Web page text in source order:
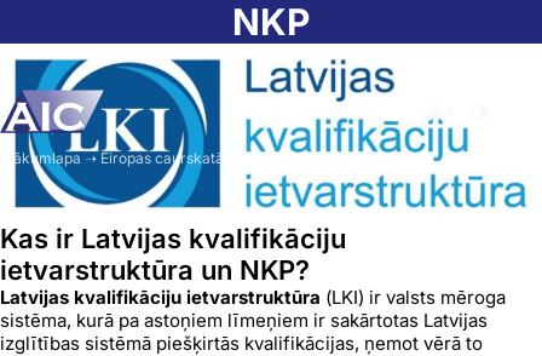
AtvērtNomainīt
Sākumlapa ➝ Eiropas caurskatāmības instrumenti ➝ NKP
NKP
Kas ir Latvijas kvalifikāciju
ietvarstruktūra un NKP?
Latvijas kvalifikāciju ietvarstruktūra (LKI) ir valsts mēroga
sistēma, kurā pa astoņiem līmeņiem ir sakārtotas Latvijas
izglītības sistēmā piešķirtās kvalifikācijas, ņemot vērā to